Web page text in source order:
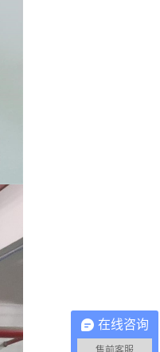
在线咨询